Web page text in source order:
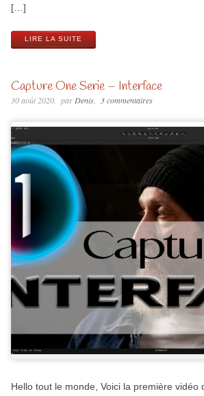
[…]
LIRE LA SUITE
Capture One Serie – Interface
30 août 2020 parDenis 3 commentaires
Hello tout le monde, Voici la première vidéo